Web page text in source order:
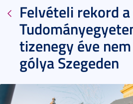
Felvételi rekord a
tizenegy éve
gólya Szegeden